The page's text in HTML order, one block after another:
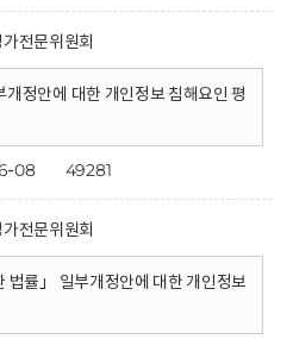
전문위원회
개정안에 대한 개인정보 침해요인 평
08 49281
전문위원회
법률」 일부개정안에 대한 개인정보